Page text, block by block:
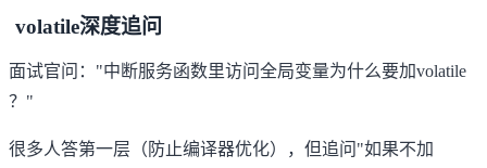
volatile深度追问
面试官问："中断服务函数里访问全局变量为什么要加volatile
？"
很多人答第一层（防止编译器优化），但追问"如果不加